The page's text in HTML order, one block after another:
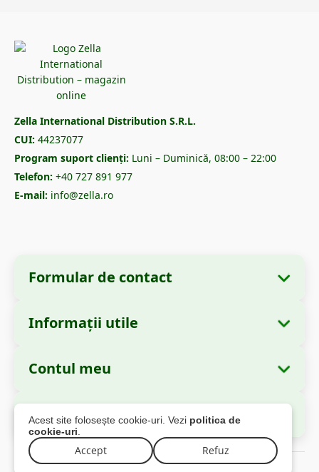
Acest site folosește cookie-uri. Vezi politica de
cookie-uri
Accept Refuz
Zella International Distribution S.R.L.
CUI: 44237077
Program suport clienți: Luni – Duminică, 08:00 – 22:00
Telefon: +40 727 891 977
E-mail: info@zella.ro
Formular de contact
Informații despre companie
Denumire:
S.R.L.
Sediu Social:Strada Cuza Vodă nr. 97, Sector
4, București, 040283, România
44237077 (neplătitor de TVA)
Informații utile
Cum comand?
Metode de plată
Informații livrare
Politica de returnare
Contul meu
Comenzile mele
Informațiile mele personale
Adresele mele
Autorități și Reglementări
© 2026 Zella.ro – Toate drepturile rezervate